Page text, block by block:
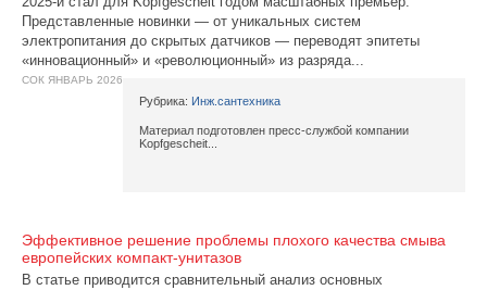
Представленные новинки — от уникальных систем
электропитания до скрытых датчиков — переводят эпитеты
«инновационный» и «революционный» из разряда...
СОК ЯНВАРЬ 2026
Рубрика: Инж.сантехника
Материал подготовлен пресс-службой компании
Kopfgescheit...
Эффективное решение проблемы плохого качества смыва
европейских компакт-унитазов
В статье приводится сравнительный анализ основных